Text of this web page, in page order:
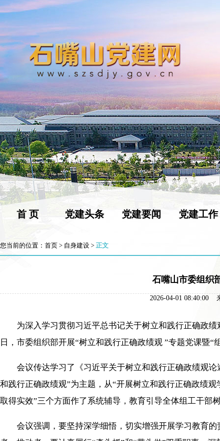
首 页 党建头条 党建要闻 党建工作
您当前的位置： 首页 > 自身建设 > 正文
石嘴山市委组织
2026-04-01
为深入学习贯彻习近平总书记关于树立和践行正确政绩
日，市委组织部开展“树立和践行正确政绩观 ”专题党课暨“
会议传达学习了《习近平关于树立和践行正确政绩观论
和践行正确政绩观”为主题，从“开展树立和践行正确政绩
取得实效”三个方面作了系统辅导，教育引导全体组工干部
会议强调，要坚持深学细悟，切实增强开展学习教育的